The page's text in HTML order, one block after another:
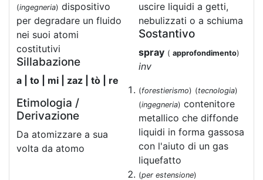
(ingegneria) dispositivo
per degradare un fluido
nei suoi atomi
costitutivi
Sillabazione
a | to | mi | zaz | tò | re
Etimologia /
Derivazione
Da atomizzare a sua
volta da atomo
uscire liquidi a getti,
nebulizzati o a schiuma
Sostantivo
spray ( approfondimento)
inv
(forestierismo) (tecnologia)
(ingegneria) contenitore
metallico che diffonde
liquidi in forma gassosa
con l'aiuto di un gas
liquefatto
(per estensione)